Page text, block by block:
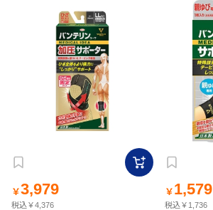
￥3,979
税込￥4,376
￥ 1,579
税込￥1,736